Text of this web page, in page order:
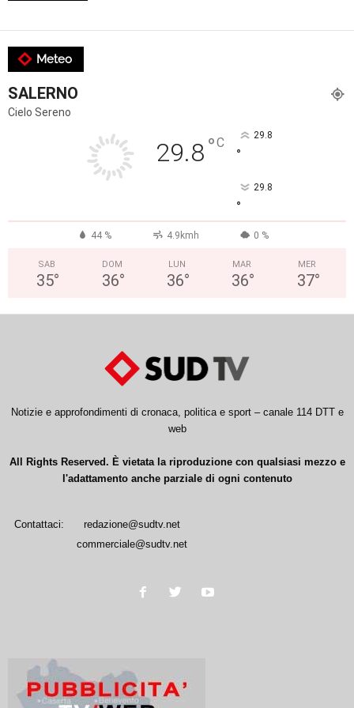
Meteo
SALERNO
Cielo Sereno
29.8°C 29.8
°
29.8
°
44 % 4.9kmh 0 %
SAB
35°
DOM
36°
LUN
36°
MAR
36°
MER
37°
Notizie e approfondimenti di cronaca, politica e sport – canale 114 DTT e
web
All Rights Reserved. È vietata la riproduzione con qualsiasi mezzo e
l'adattamento anche parziale di ogni contenuto
Contattaci:
redazione@sudtv.net
commerciale@sudtv.net